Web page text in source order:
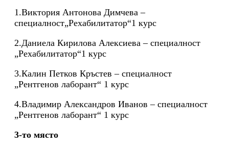
1.Виктория Антонова Димчева –
специалност„Рехабилитатор“1 курс
2.Даниела Кирилова Алексиева – специалност
„Рехабилитатор“1 курс
3.Калин Петков Кръстев – специалност
„Рентгенов лаборант“ 1 курс
4.Владимир Александров Иванов – специалност
„Рентгенов лаборант“ 1 курс
3-то място